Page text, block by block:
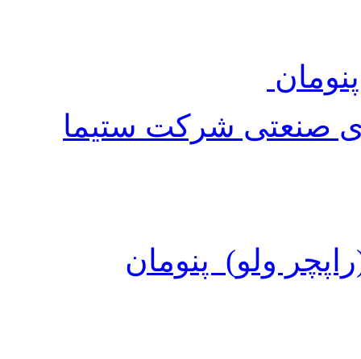
صنعتی شرکت ستیما
ولو) پنومان